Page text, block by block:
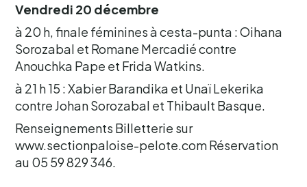
Vendredi 20 décembre
à 20 h, finale féminines à cesta-punta : Oihana
Sorozabal et Romane Mercadié contre
Anouchka Pape et Frida Watkins.
à 21 h 15 : Xabier Barandika et Unaï Lekerika
contre Johan Sorozabal et Thibault Basque.
Renseignements Billetterie sur
www.sectionpaloise-pelote.com Réservation
au 05 59 829 346.